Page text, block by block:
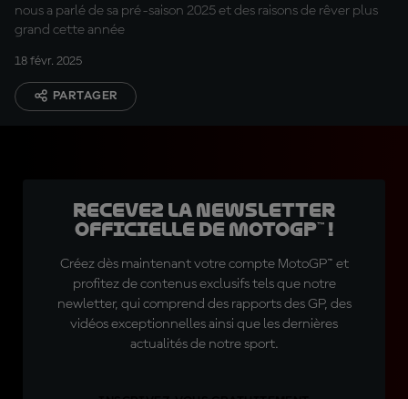
nous a parlé de sa pré-saison 2025 et des raisons de rêver plus
grand cette année
18 févr. 2025
PARTAGER
Recevez la Newsletter
officielle de MotoGP™ !
Créez dès maintenant votre compte MotoGP™ et
profitez de contenus exclusifs tels que notre
newletter, qui comprend des rapports des GP, des
vidéos exceptionnelles ainsi que les dernières
actualités de notre sport.